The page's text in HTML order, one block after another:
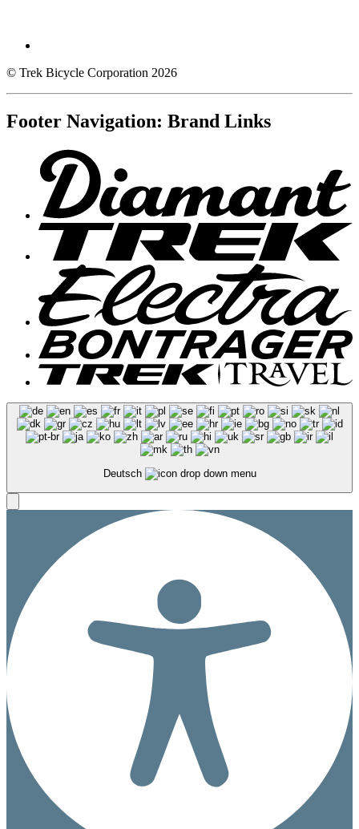
© Trek Bicycle Corporation 2026
Footer Navigation: Brand Links
Deutsch